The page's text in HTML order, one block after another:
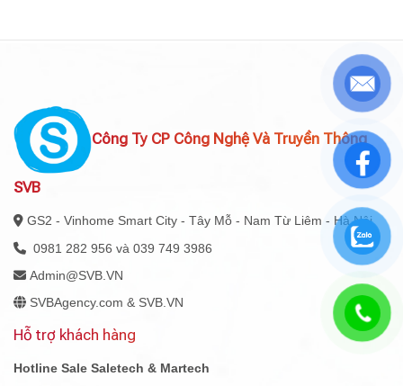
Công Ty CP Công Nghệ Và Truyền Thông
SVB
GS2 - Vinhome Smart City - Tây Mỗ - Nam Từ Liêm - Hà Nội
0981 282 956 và 039 749 3986
Admin@SVB.VN
SVBAgency.com & SVB.VN
Hỗ trợ khách hàng
Hotline Sale Saletech & Martech